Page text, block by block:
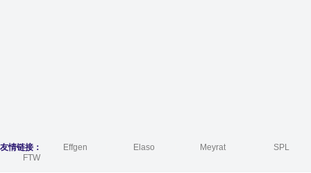
友情链接： Effgen Elaso Meyrat
SPL
FTW